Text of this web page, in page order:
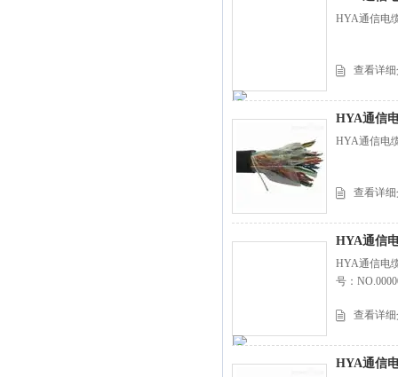
HYA通信电
查看详
HYA通信
HYA通信电
查看详
HYA通信
HYA通信电
号：
查看详
HYA通信